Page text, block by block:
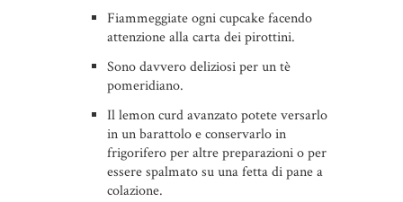
Fiammeggiate ogni cupcake facendo
attenzione alla carta dei pirottini.
Sono davvero deliziosi per un tè
pomeridiano.
Il lemon curd avanzato potete versarlo
in un barattolo e conservarlo in
frigorifero per altre preparazioni o per
essere spalmato su una fetta di pane a
colazione.